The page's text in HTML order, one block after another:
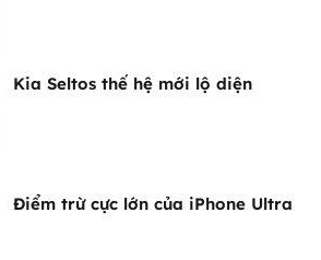
Kia Seltos thế hệ mới lộ diện
Điểm trừ cực lớn của iPhone Ultra